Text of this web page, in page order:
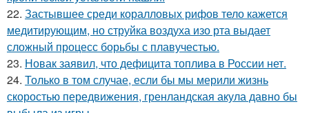
22. Застывшее среди коралловых рифов тело кажется
медитирующим, но струйка воздуха изо рта выдает
сложный процесс борьбы с плавучестью.
23. Новак заявил, что дефицита топлива в России нет.
24. Только в том случае, если бы мы мерили жизнь
скоростью передвижения, гренландская акула давно бы